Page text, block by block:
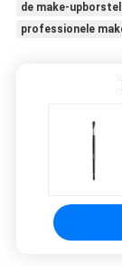
de make-
professionele